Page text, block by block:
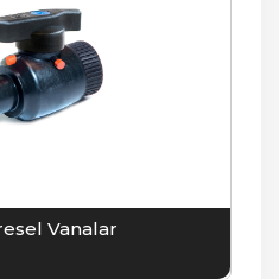
Vanalar